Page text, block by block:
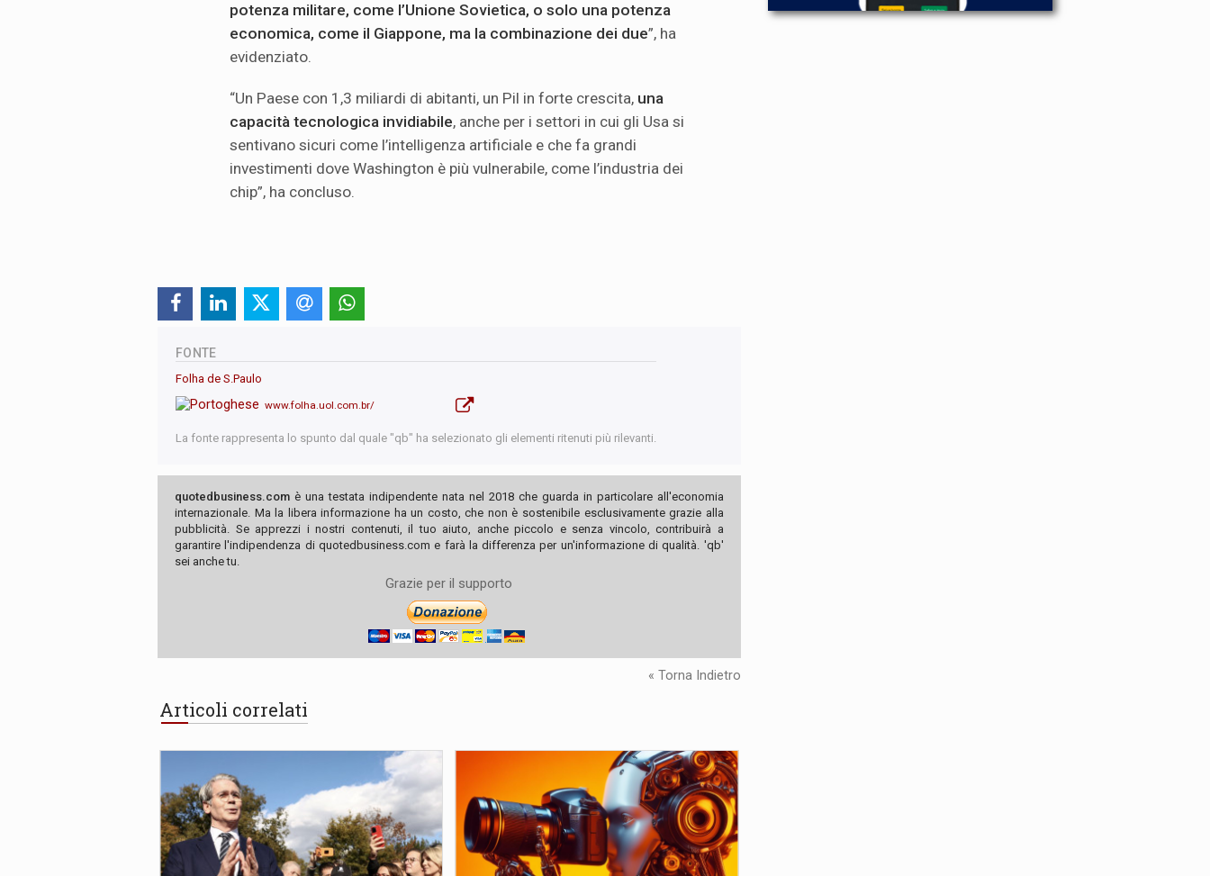
potenza militare, come l’Unione Sovietica, o solo una potenza
economica, come il Giappone, ma la combinazione dei due”, ha
evidenziato.
“Un Paese con 1,3 miliardi di abitanti, un Pil in forte crescita, una
capacità tecnologica invidiabile, anche per i settori in cui gli Usa si
sentivano sicuri come l’intelligenza artificiale e che fa grandi
investimenti dove Washington è più vulnerabile, come l’industria dei
chip”, ha concluso.
FONTE
Folha de S.Paulo
www.folha.uol.com.br/
La fonte rappresenta lo spunto dal quale "qb" ha selezionato gli elementi ritenuti più rilevanti.
quotedbusiness.com è una testata indipendente nata nel 2018 che guarda in particolare all'economia
internazionale. Ma la libera informazione ha un costo, che non è sostenibile esclusivamente grazie alla
pubblicità. Se apprezzi i nostri contenuti, il tuo aiuto, anche piccolo e senza vincolo, contribuirà a
garantire l'indipendenza di quotedbusiness.com e farà la differenza per un'informazione di qualità. 'qb'
sei anche tu.
Grazie per il supporto
« Torna Indietro
Articoli correlati